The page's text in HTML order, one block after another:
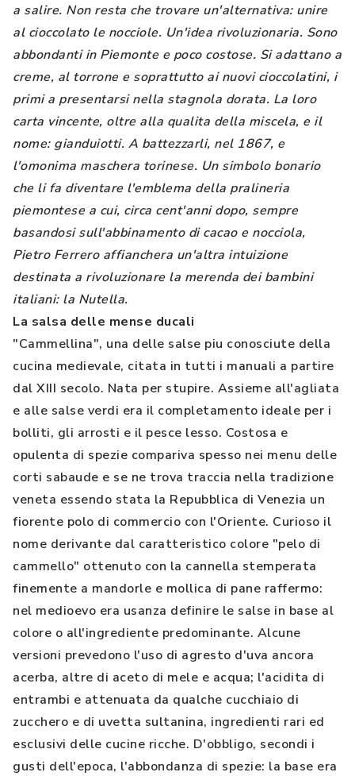
a salire. Non resta che trovare un'alternativa: unire
al cioccolato le nocciole. Un'idea rivoluzionaria. Sono
abbondanti in Piemonte e poco costose. Si adattano a
creme, al torrone e soprattutto ai nuovi cioccolatini, i
primi a presentarsi nella stagnola dorata. La loro
carta vincente, oltre alla qualita della miscela, e il
nome: gianduiotti. A battezzarli, nel 1867, e
l'omonima maschera torinese. Un simbolo bonario
che li fa diventare l'emblema della pralineria
piemontese a cui, circa cent'anni dopo, sempre
basandosi sull'abbinamento di cacao e nocciola,
Pietro Ferrero affianchera un'altra intuizione
destinata a rivoluzionare la merenda dei bambini
italiani: la Nutella.
La salsa delle mense ducali
"Cammellina", una delle salse piu conosciute della
cucina medievale, citata in tutti i manuali a partire
dal XIII secolo. Nata per stupire. Assieme all'agliata
e alle salse verdi era il completamento ideale per i
bolliti, gli arrosti e il pesce lesso. Costosa e
opulenta di spezie compariva spesso nei menu delle
corti sabaude e se ne trova traccia nella tradizione
veneta essendo stata la Repubblica di Venezia un
fiorente polo di commercio con l'Oriente. Curioso il
nome derivante dal caratteristico colore "pelo di
cammello" ottenuto con la cannella stemperata
finemente a mandorle e mollica di pane raffermo:
nel medioevo era usanza definire le salse in base al
colore o all'ingrediente predominante. Alcune
versioni prevedono l'uso di agresto d'uva ancora
acerba, altre di aceto di mele e acqua; l'acidita di
entrambi e attenuata da qualche cucchiaio di
zucchero e di uvetta sultanina, ingredienti rari ed
esclusivi delle cucine ricche. D'obbligo, secondi i
gusti dell'epoca, l'abbondanza di spezie: la base era